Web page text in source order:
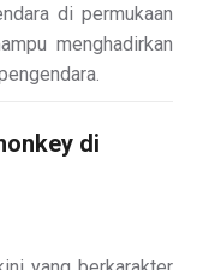
di permukaan
menghadirkan
di